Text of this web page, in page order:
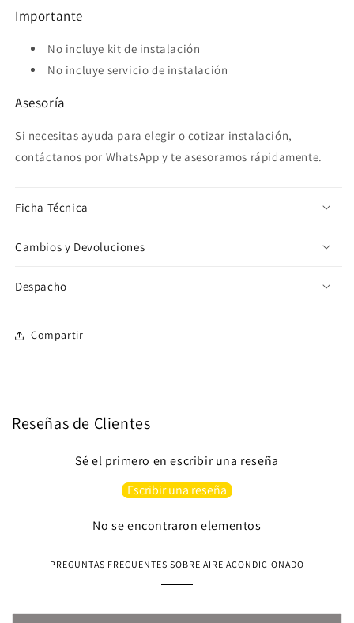
Importante
No incluye kit de instalación
No incluye servicio de instalación
Asesoría
Si necesitas ayuda para elegir o cotizar instalación,
contáctanos por WhatsApp y te asesoramos rápidamente.
Ficha Técnica
Cambios y Devoluciones
Despacho
Compartir
Reseñas de Clientes
Sé el primero en escribir una reseña
Escribir una reseña
No se encontraron elementos
PREGUNTAS FRECUENTES SOBRE AIRE ACONDICIONADO